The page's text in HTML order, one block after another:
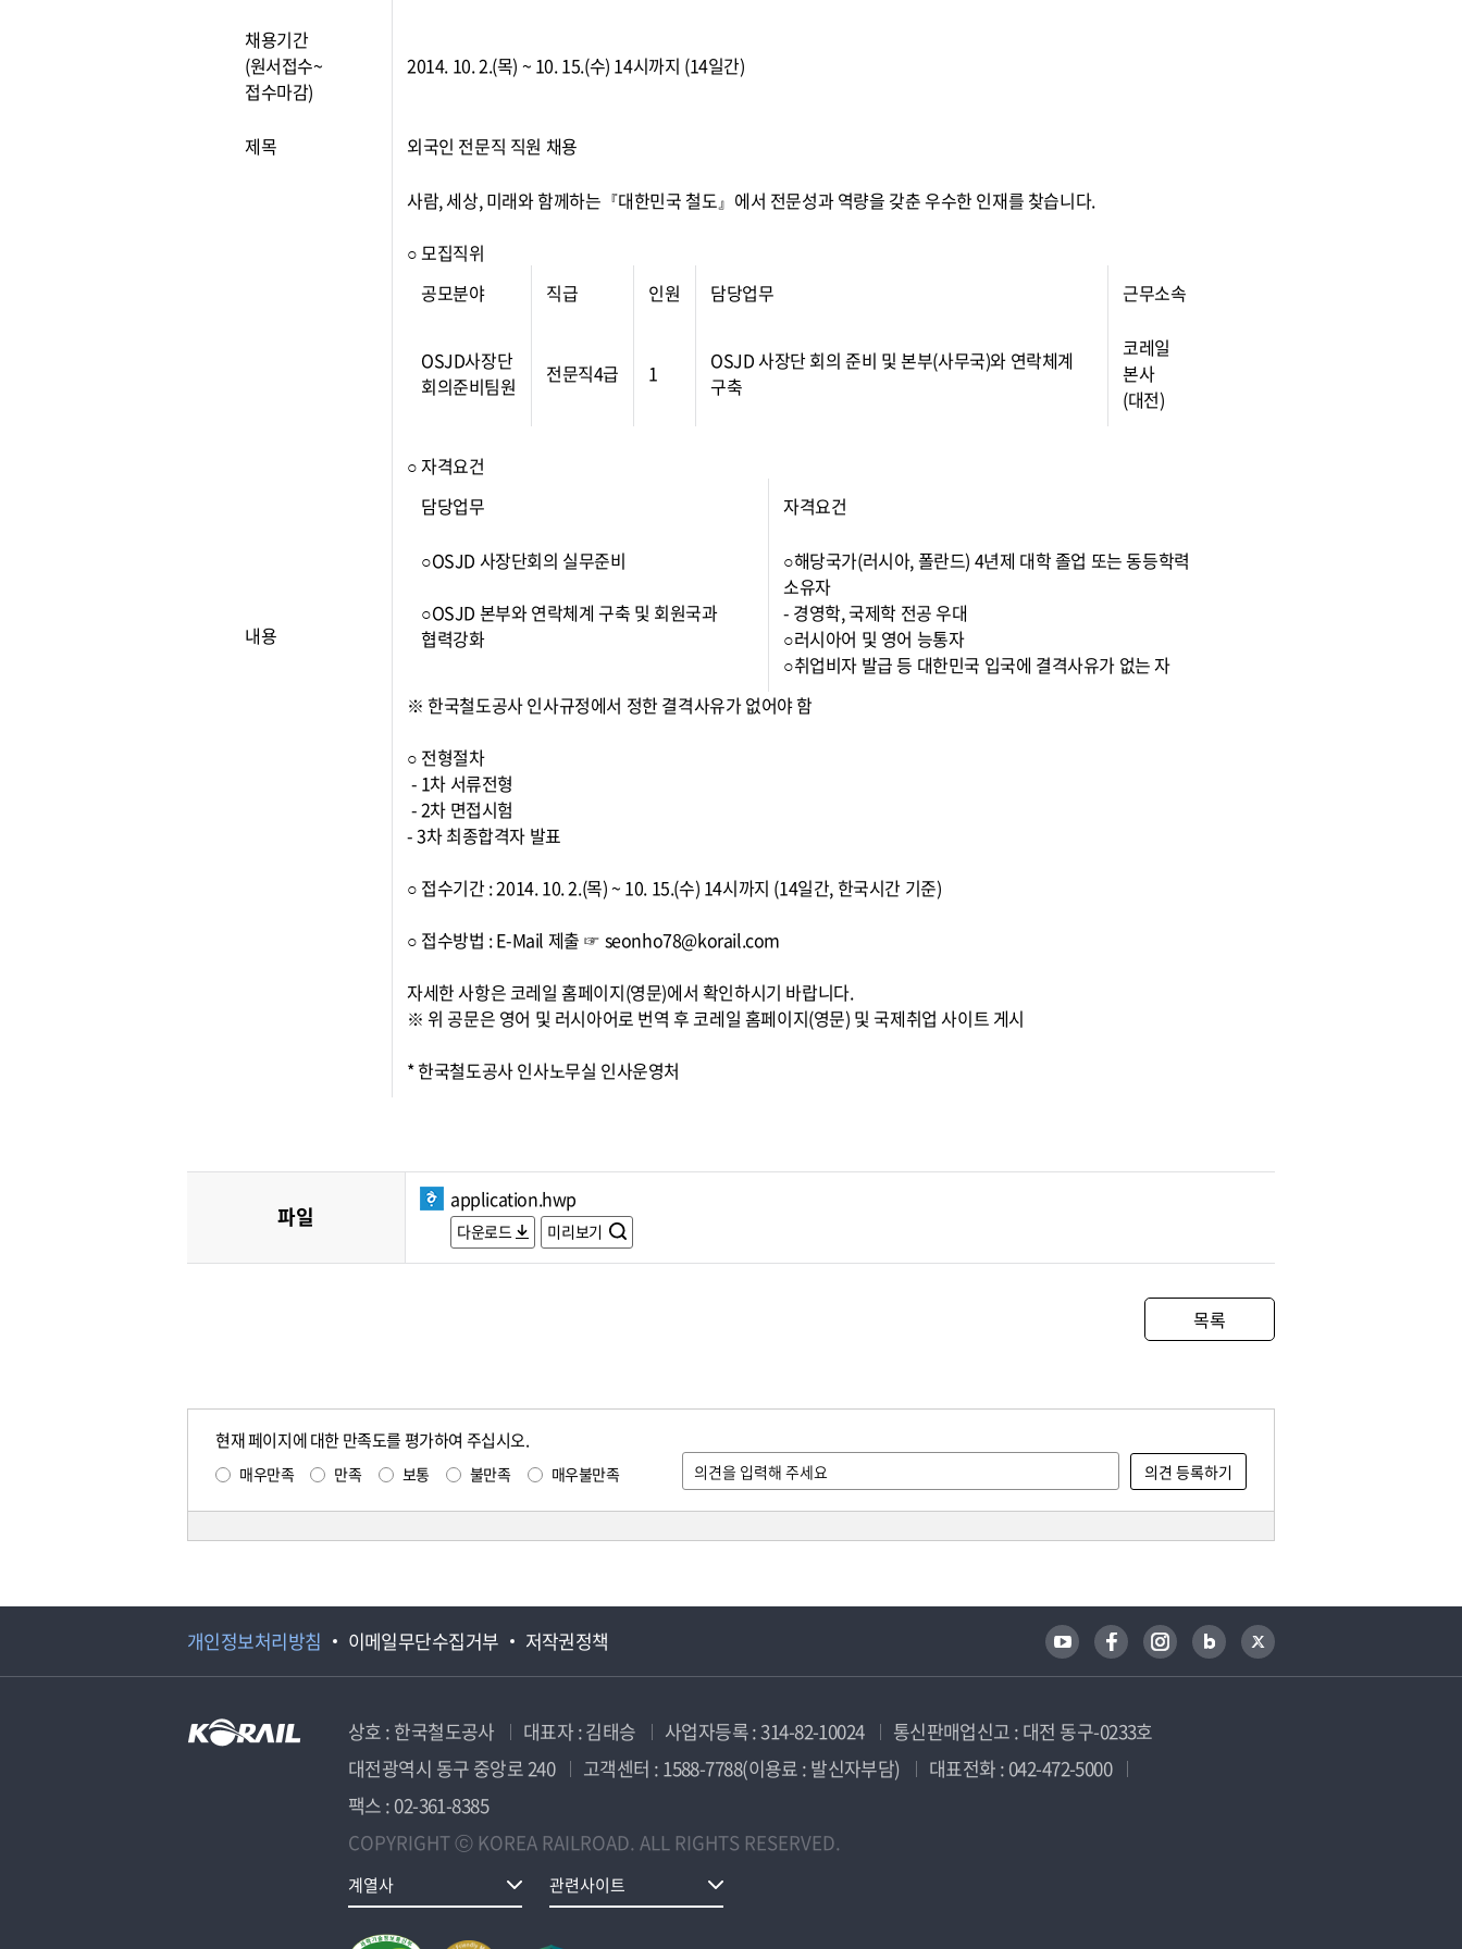
채용기간
(원서접수~
접수마감)
2014. 10. 2.(목) ~ 10. 15.(수) 14시까지 (14일간)
제목 외국인 전문직 직원 채용
내용
사람, 세상, 미래와 함께하는『대한민국 철도』에서 전문성과 역량을 갖춘 우수한 인재를 찾습니다.
○ 모집직위
공모분야
직급 인원 담당업무 근무소속
OSJD사장단
회의준비팀원
전문직4급 1
OSJD 사장단 회의 준비 및 본부(사무국)와 연락체계
구축
코레일
본사
(대전)
○ 자격요건
담당업무
자격요건
○OSJD 사장단회의 실무준비
○OSJD 본부와 연락체계 구축 및 회원국과
협력강화
○해당국가(러시아, 폴란드) 4년제 대학 졸업 또는 동등학력
소유자
- 경영학, 국제학 전공 우대
○러시아어 및 영어 능통자
○취업비자 발급 등 대한민국 입국에 결격사유가 없는 자
※ 한국철도공사 인사규정에서 정한 결격사유가 없어야 함
○ 전형절차
- 1차 서류전형
- 2차 면접시험
- 3차 최종합격자 발표
○ 접수기간 : 2014. 10. 2.(목) ~ 10. 15.(수) 14시까지 (14일간, 한국시간 기준)
○ 접수방법 : E-Mail 제출 ☞ seonho78@korail.com
자세한 사항은 코레일 홈페이지(영문)에서 확인하시기 바랍니다.
※ 위 공문은 영어 및 러시아어로 번역 후 코레일 홈페이지(영문) 및 국제취업 사이트 게시
* 한국철도공사 인사노무실 인사운영처
파일
application.hwp
다운로드 미리보기
목록
현재 페이지에 대한 만족도를 평가하여 주십시오.
매우만족 만족 보통 불만족 매우불만족
개인정보처리방침 이메일무단수집거부 저작권정책
상호 : 한국철도공사 대표자 : 김태승 사업자등록 : 314-82-10024
통신판매업신고 : 대전 동구-0233호
대전광역시 동구 중앙로 240
고객센터 : 1588-7788(이용료 : 발신자부담)
대표전화 : 042-472-5000
팩스 : 02-361-8385
COPYRIGHT ⓒ KOREA RAILROAD. ALL RIGHTS RESERVED.
계열사 관련사이트